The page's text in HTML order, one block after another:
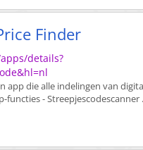
Finder
details?
app die alle indelingen van
functies - Streepjescodescanner